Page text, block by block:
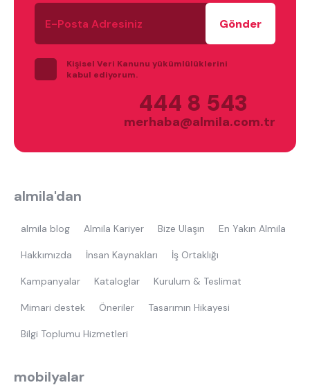
En çok ziyaret edilenler
tek kişilik yatak gamer
monte
toddler yatak
puf
oyuncu sandalyesi
E-
Posta
Adresiniz
Kişisel Veri Kanunu yükümlülüklerini
kabul ediyorum.
444 8 543
merhaba@almila.com.tr
almila'dan
almila blog Almila Kariyer Bize Ulaşın En Yakın Almila
Hakkımızda İnsan Kaynakları İş Ortaklığı
Kampanyalar Kataloglar Kurulum & Teslimat
Mimari destek Öneriler Tasarımın Hikayesi
Bilgi Toplumu Hizmetleri
mobilyalar